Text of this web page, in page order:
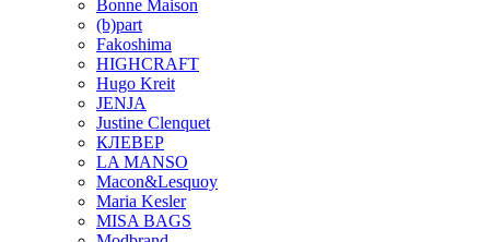
Bonne Maison
(b)part
Fakoshima
HIGHCRAFT
Hugo Kreit
JENJA
Justine Clenquet
КЛЕВЕР
LA MANSO
Macon&Lesquoy
Maria Kesler
MISA BAGS